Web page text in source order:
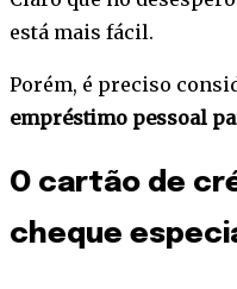
está mais fácil.
Porém, é preciso
empréstimo pessoal
O cartão de
cheque